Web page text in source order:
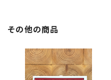
その他の商品